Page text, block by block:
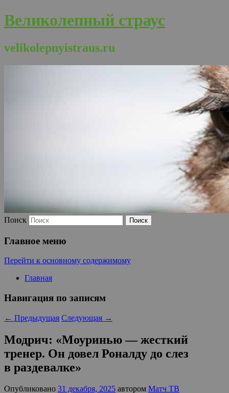
Великолепный страус
velikolepnyistraus.ru
Поиск
Главное меню
Перейти к основному содержимому
Главная
Навигация по записям
← Предыдущая Следующая →
Модрич: «Моуринью — жесткий
тренер. Он довел Роналду до слез
в раздевалке»
Опубликовано 31 декабря, 2025 автором Матч ТВ